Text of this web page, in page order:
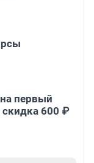
первый
600 ₽